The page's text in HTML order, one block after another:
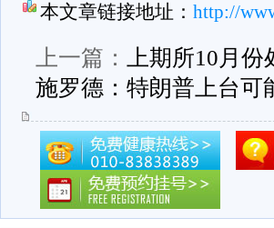
本文章链接地址： http://
上一篇：
上期所10月
施罗德：特朗普上台可